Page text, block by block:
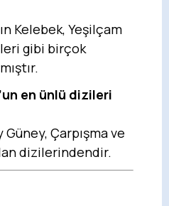
Kelebek, Yeşilçam
gibi birçok
en ünlü dizileri
Güney, Çarpışma ve
dizilerindendir.